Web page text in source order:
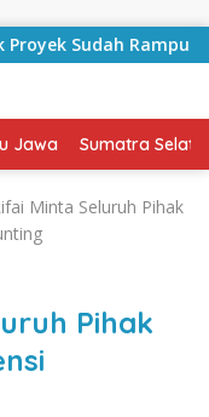
Rampung
Jawa Sumatra
Minta Seluruh Pihak
Pihak